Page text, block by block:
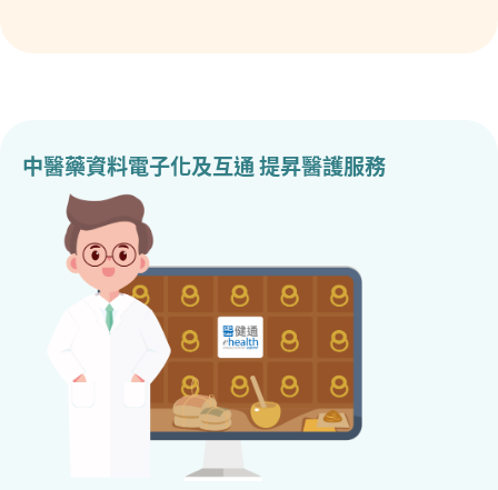
中醫藥資料電子化及互通 提昇醫護服務